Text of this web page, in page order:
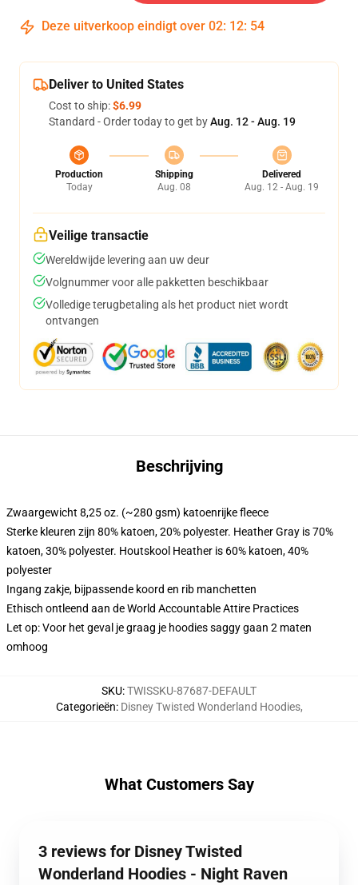
Deze uitverkoop eindigt over 02: 12: 53
Deliver to United States
Cost to ship:$6.99
Standard - Order today to get byAug. 12 - Aug. 19
Production
Today
Shipping
Aug. 08
Delivered
Aug. 12 - Aug. 19
Veilige transactie
Wereldwijde levering aan uw deur
Volgnummer voor alle pakketten beschikbaar
Volledige terugbetaling als het product niet wordt
ontvangen
Beschrijving
Zwaargewicht 8,25 oz. (~280 gsm) katoenrijke fleece
Sterke kleuren zijn 80% katoen, 20% polyester. Heather Gray is 70%
katoen, 30% polyester. Houtskool Heather is 60% katoen, 40%
polyester
Ingang zakje, bijpassende koord en rib manchetten
Ethisch ontleend aan de World Accountable Attire Practices
Let op: Voor het geval je graag je hoodies saggy gaan 2 maten
omhoog
SKU:TWISSKU-87687-DEFAULT
Categorieën: Disney Twisted Wonderland Hoodies,
What Customers Say
3 reviews for Disney Twisted
Wonderland Hoodies - Night Raven